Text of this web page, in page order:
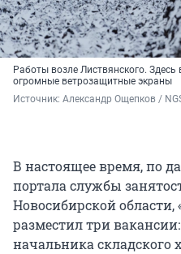
Работы возле Листвянского.
огромные ветрозащитные экраны
Источник: Александр Ощепков /
В настоящее время, по
портала службы
Новосибирской области,
разместил три
начальника складского